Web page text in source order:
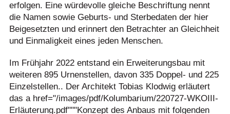
erfolgen. Eine würdevolle gleiche Beschriftung nennt
die Namen sowie Geburts- und Sterbedaten der hier
Beigesetzten und erinnert den Betrachter an Gleichheit
und Einmaligkeit eines jeden Menschen.
Im Frühjahr 2022 entstand ein Erweiterungsbau mit
weiteren 895 Urnenstellen, davon 335 Doppel- und 225
Einzelstellen.. Der Architekt Tobias Klodwig erläutert
das a href="/images/pdf/Kolumbarium/220727-WKOIII-
Erläuterung.pdf"""Konzept des Anbaus mit folgenden